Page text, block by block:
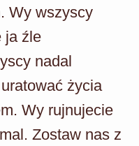
Wy wszyscy
ja źle
nadal
życia
Wy rujnujecie
Zostaw nas z